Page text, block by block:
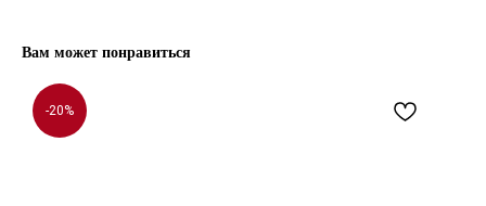
Вам может понравиться
-20%